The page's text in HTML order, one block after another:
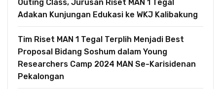
Outing Class, Jurusan Riset MAN 1 Tegal
Adakan Kunjungan Edukasi ke WKJ Kalibakung
Tim Riset MAN 1 Tegal Terplih Menjadi Best
Proposal Bidang Soshum dalam Young
Researchers Camp 2024 MAN Se-Karisidenan
Pekalongan